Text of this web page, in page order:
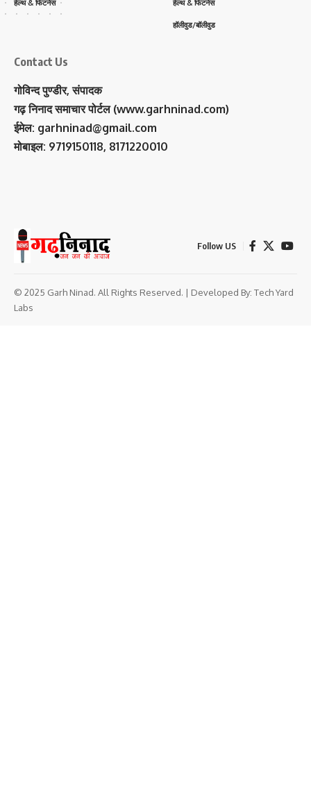
हेल्थ & फिटनेस हेल्थ & फिटनेस
हॉलीवुड/बॉलीवुड
Contact Us
गोविन्द पुण्डीर, संपादक
गढ़ निनाद समाचार पोर्टल (www.garhninad.com)
ईमेल: garhninad@gmail.com
मोबाइल: 9719150118, 8171220010
Follow US
© 2025 Garh Ninad. All Rights Reserved. | Developed By: Tech Yard
Labs